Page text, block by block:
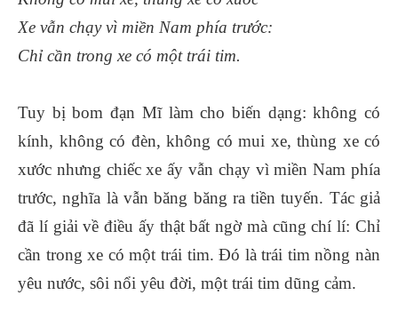
Xe vẫn chạy vì miền Nam phía trước:
Chỉ cần trong xe có một trái tim.
Tuy bị bom đạn Mĩ làm cho biến dạng: không có
kính, không có đèn, không có mui xe, thùng xe có
xước nhưng chiếc xe ấy vẫn chạy vì miền Nam phía
trước, nghĩa là vẫn băng băng ra tiền tuyến. Tác giả
đã lí giải về điều ấy thật bất ngờ mà cũng chí lí: Chỉ
cần trong xe có một trái tim. Đó là trái tim nồng nàn
yêu nước, sôi nổi yêu đời, một trái tim dũng cảm.